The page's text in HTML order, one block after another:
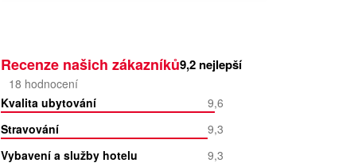
Recenze našich zákazníků9,2 nejlepší
18 hodnocení
Kvalita ubytování
9,6
Stravování
9,3
Vybavení a služby hotelu
9,3